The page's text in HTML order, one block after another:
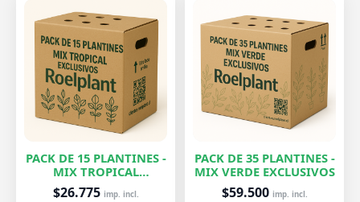
PACK DE 15 PLANTINES -
MIX TROPICAL
EXCLUSIVOS
$26.775 imp. incl.
PACK DE 35 PLANTINES -
MIX VERDE EXCLUSIVOS
$59.500 imp. incl.